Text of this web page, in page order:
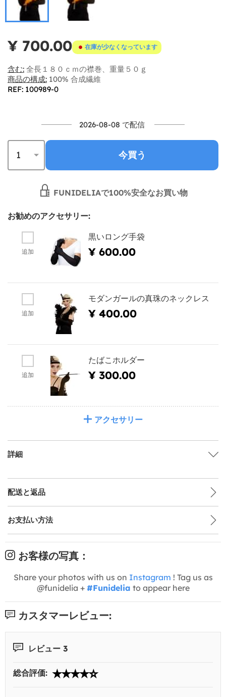
¥ 700.00 在庫が少なくなっています
含む: 全長１８０ｃｍの襟巻、重量５０ｇ
商品の構成: 100% 合成繊維
REF: 100989-0
2026-08-08 で配信
今買う
FUNIDELIAで100%安全なお買い物
お勧めのアクセサリー:
追加
黒いロング手袋
¥ 600.00
追加
モダンガールの真珠のネックレス
¥ 400.00
追加
たばこホルダー
¥ 300.00
アクセサリー
詳細
配送と返品
お支払い方法
お客様の写真：
Share your photos with us on Instagram ! Tag us as
@funidelia + #Funidelia to appear here
カスタマーレビュー:
レビュー 3
総合評価: